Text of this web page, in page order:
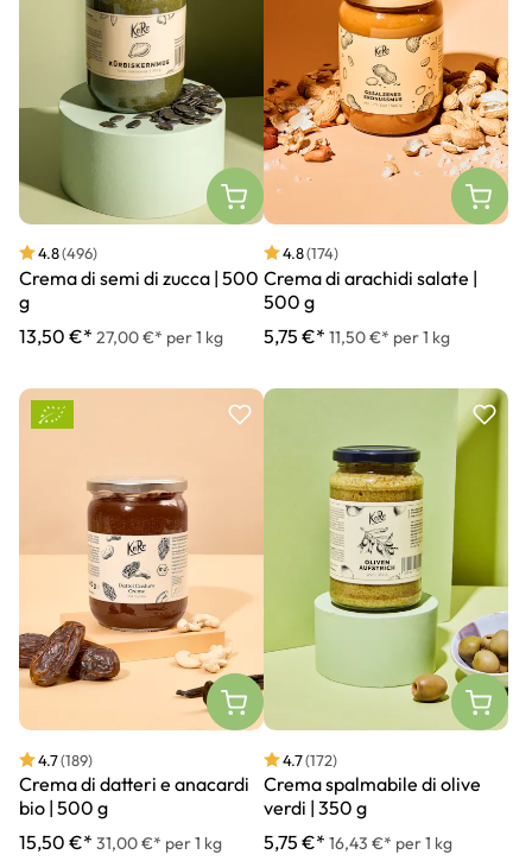
4.8(496)
Crema di semi di zucca | 500
g
13,50 €* 27,00 €* per 1 kg
4.8(174)
Crema di arachidi salate |
500 g
5,75 €* 11,50 €* per 1 kg
4.7(189)
Crema di datteri e anacardi
bio | 500 g
15,50 €* 31,00 €* per 1 kg
4.7(172)
Crema spalmabile di olive
verdi | 350 g
5,75 €* 16,43 €* per 1 kg